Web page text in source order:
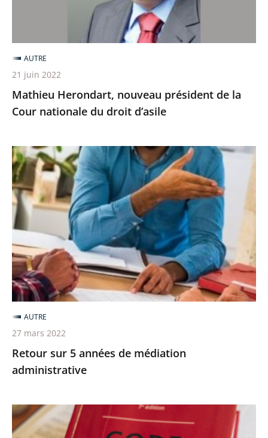
droit
d’asile
Mathieu Herondart, nouveau président de la
Cour nationale du droit d’asile
AUTRE
21 juin 2022
Retour
sur
5
années
de
médiation
administrative
Retour sur 5 années de médiation
administrative
AUTRE
27 mars 2022
Retrait
du